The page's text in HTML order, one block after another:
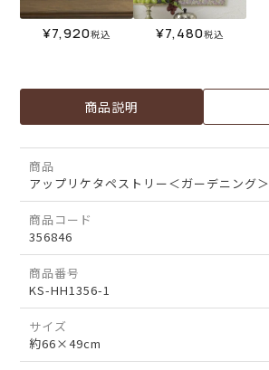
¥7,920税込 ¥7,480税込
商品説明
商品
アップリケタペストリー＜ガーデニング＞
商品コード
356846
商品番号
KS-HH1356-1
サイズ
約66×49cm